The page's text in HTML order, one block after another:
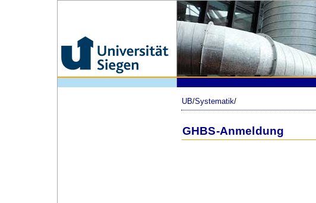
UB/Systematik/
GHBS-Anmeldung